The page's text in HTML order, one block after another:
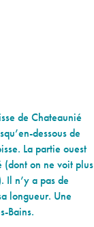
de Chateaunié
dessous de
La partie ouest
(dont on ne voit plus
Il n’y a pas de
longueur. Une
Bains.